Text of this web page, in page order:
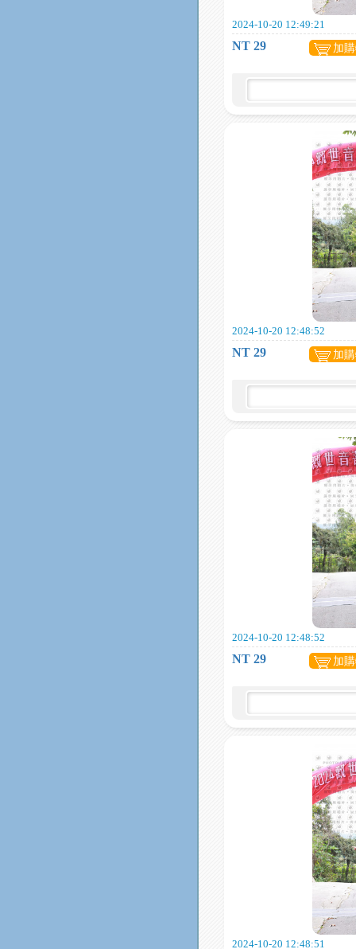
2024-10-20 12:49:21
NT 29 加
2024-10-20 12:48:52
NT 29 加
2024-10-20 12:48:52
NT 29 加
2024-10-20 12:48:51